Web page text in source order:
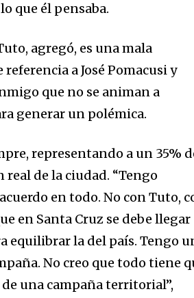
que él pensaba.
agregó, es una mala
a José Pomacusi y
que no se animan a
generar un polémica.
representando a un 35%
de la ciudad. “Tengo
en todo. No con Tuto,
en Santa Cruz se debe llegar
equilibrar la del país. Tengo
No creo que todo tiene
una campaña territorial”,